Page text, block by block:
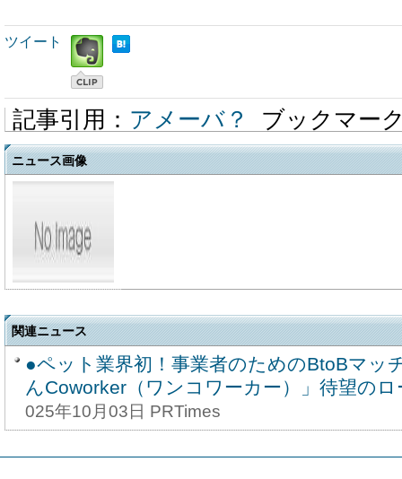
ツイート
記事引用： アメーバ？ ブックマー
ニュース画像
関連ニュース
●ペット業界初！事業者のためのBtoBマッ
んCoworker（ワンコワーカー）」待望の
025年10月03日 PRTimes